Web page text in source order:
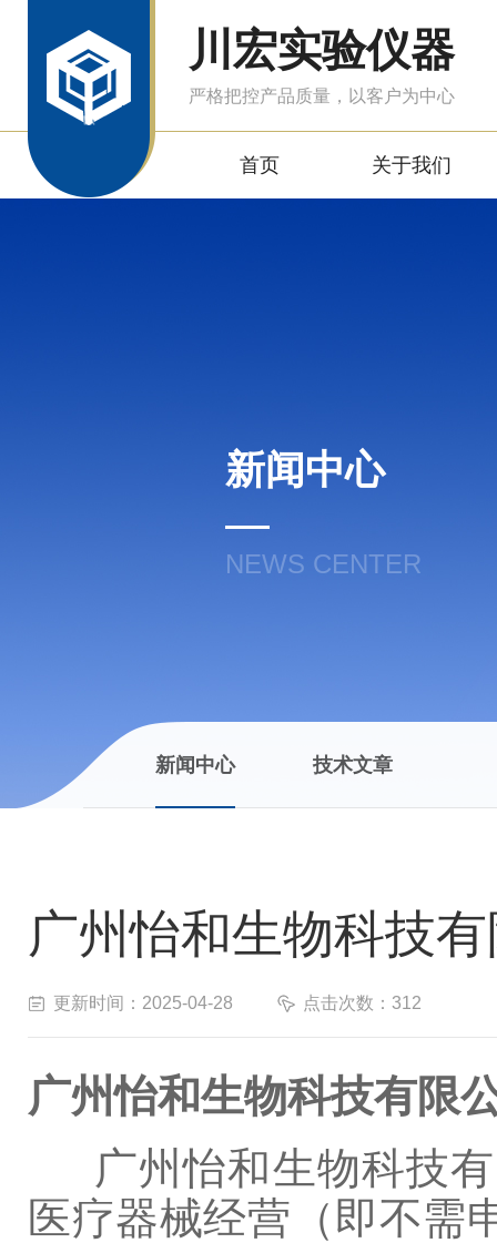
川宏实验仪器
严格把控产品质量，以客户为中心
首页 关于我们
新闻中心
NEWS CENTER
新闻中心 技术文章
广州怡和生物科技
更新时间：2025-04-28 点击次数：312
广州怡和生物科技有限
广州怡和生物科技
医疗器械经营（即不需